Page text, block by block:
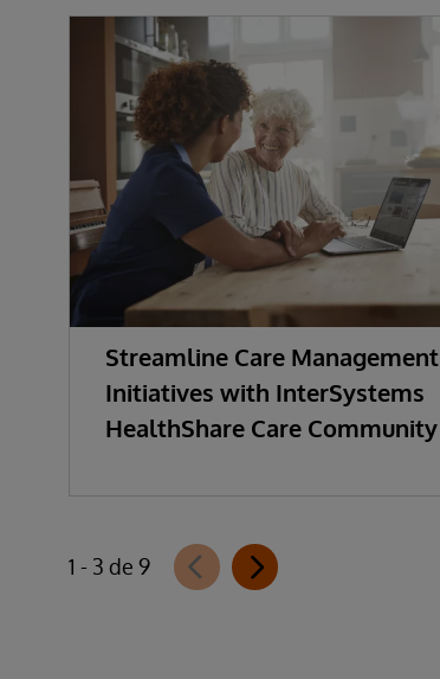
Streamline Care Management
Initiatives with InterSystems
HealthShare Care Community
1 - 3 de 9